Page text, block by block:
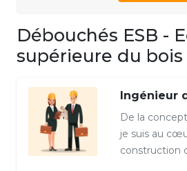
Débouchés ESB -
supérieure du bois
Ingénieur
De la
je suis au
construction